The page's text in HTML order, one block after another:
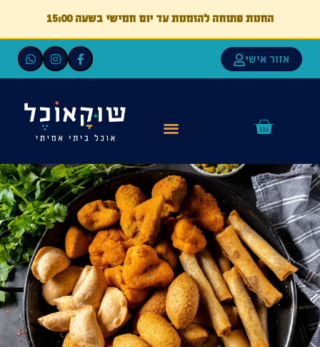
החנות פתוחה להזמנות עד יום חמישי בשעה 15:00
אזור אישי